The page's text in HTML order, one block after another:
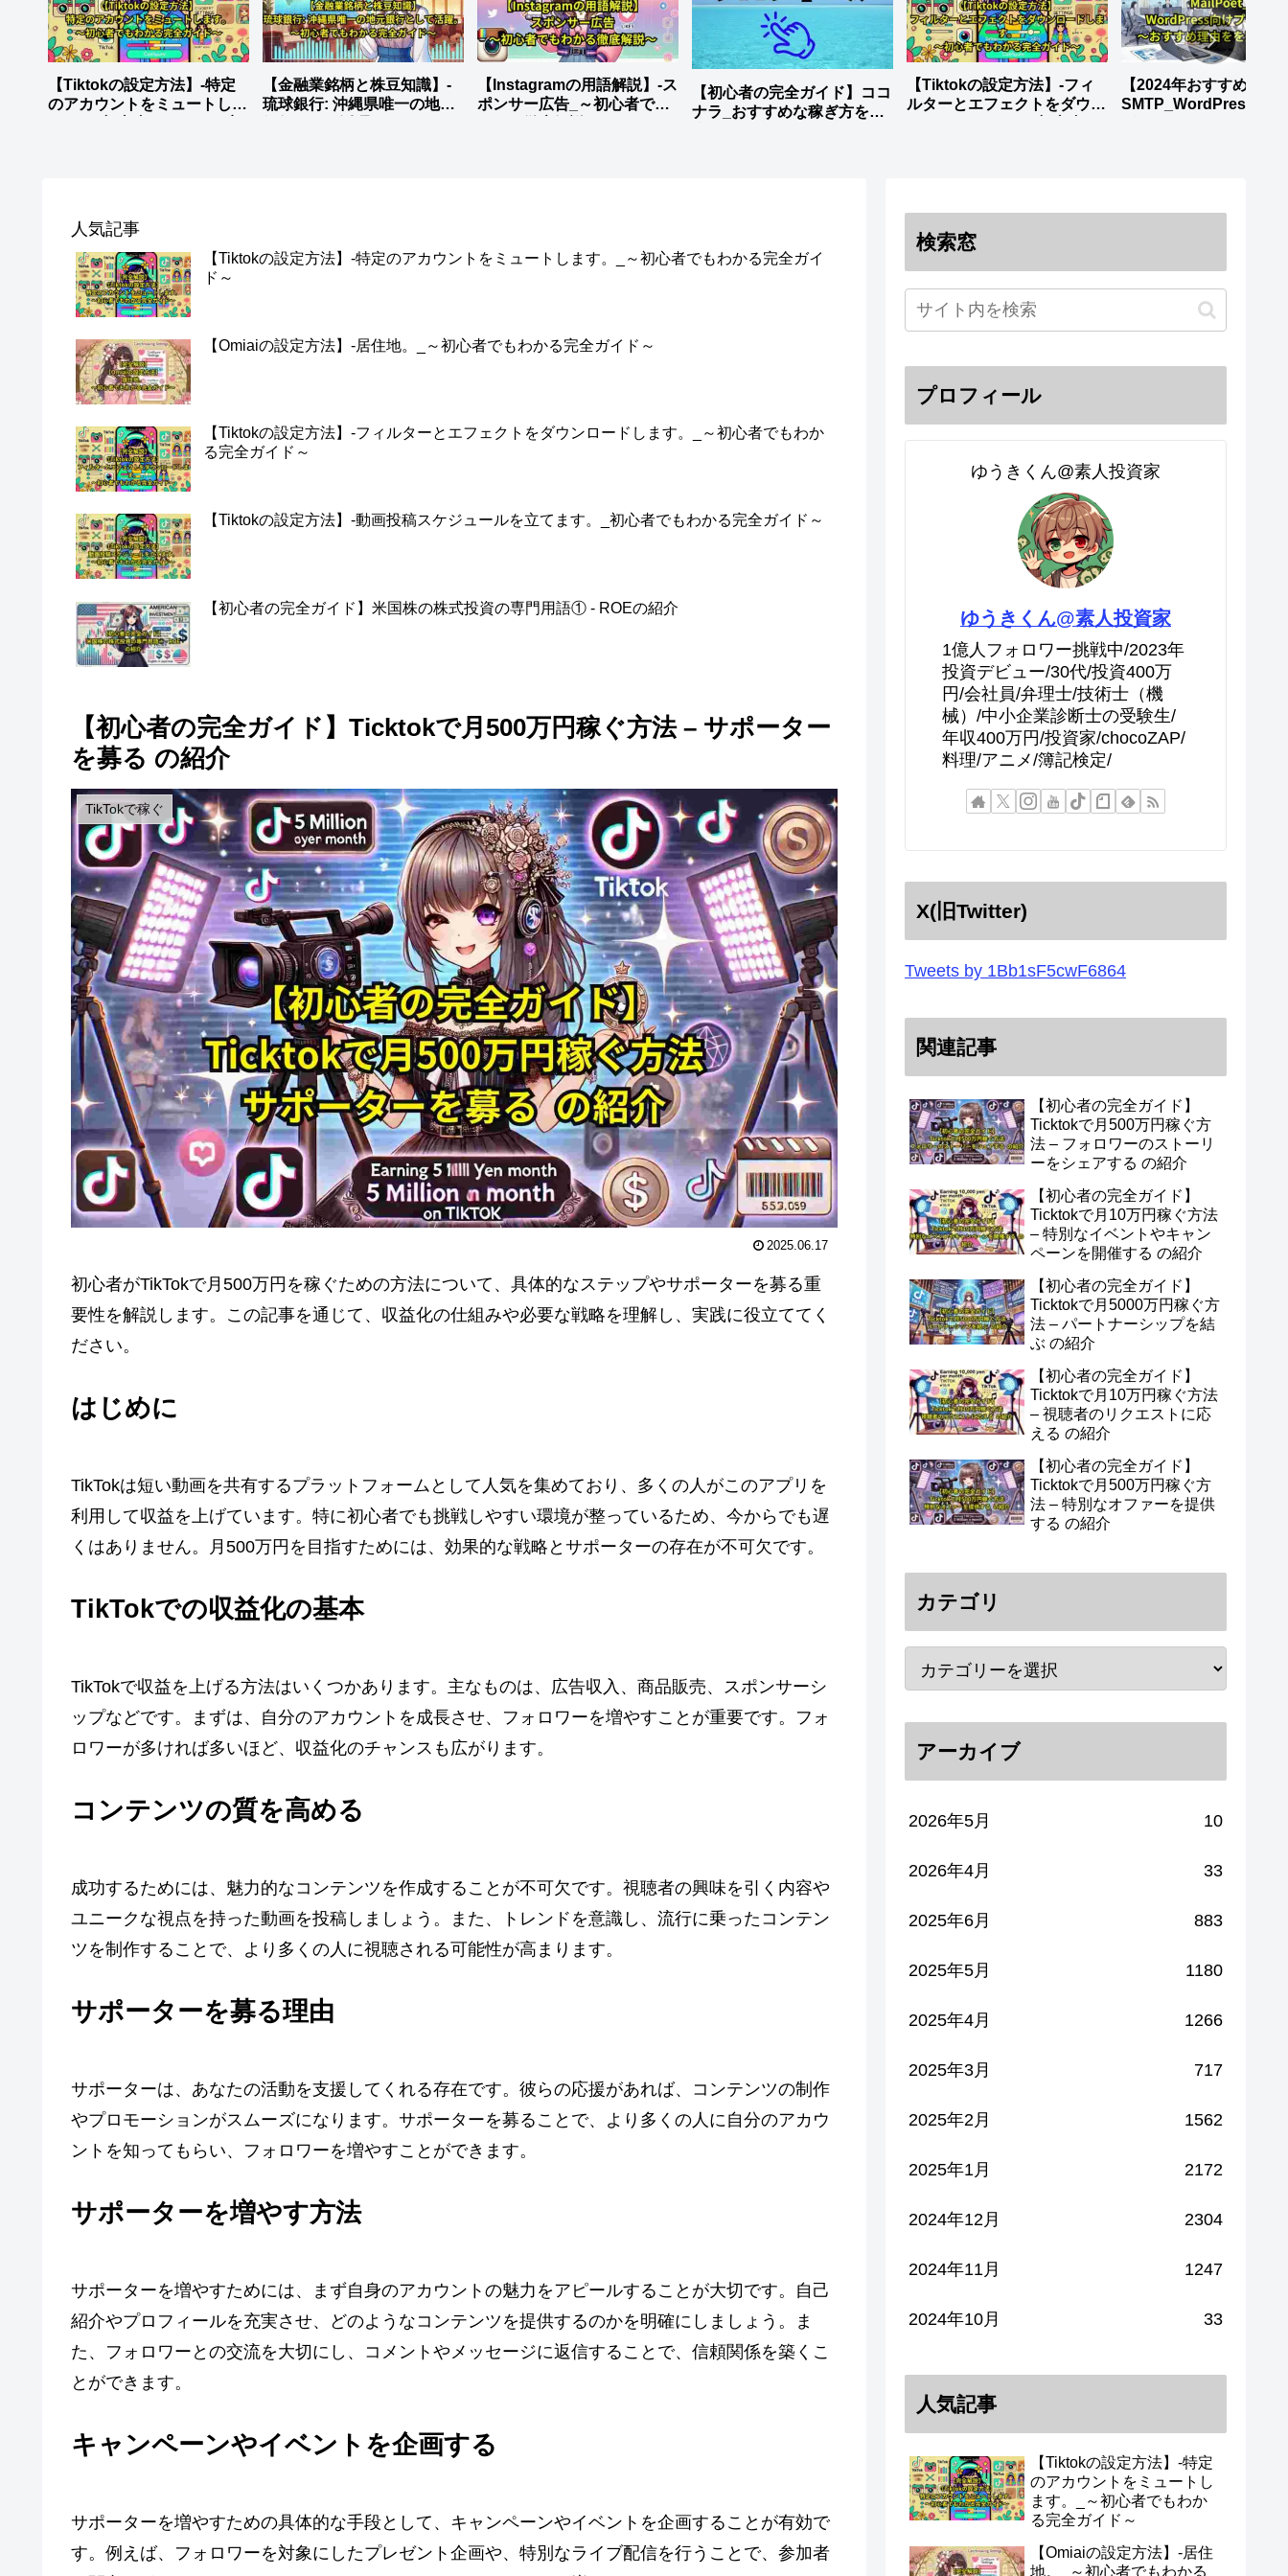
【Tiktokの設定方法】-特定
のアカウントをミュートしま
【金融業銘柄と株豆知識】-
琉球銀行: 沖縄県唯一の地元
【Instagramの用語解説】-ス
ポンサー広告_～初心者でも
【初心者の完全ガイド】ココ
ナラ_おすすめな稼ぎ方を徹
【Tiktokの設定方法】-フィ
ルターとエフェクトをダウン
【2024年おすすめ】
SMTP_WordPress向け
人気記事
【Tiktokの設定方法】-特定のアカウントをミュートします。_～初心者でもわかる完全ガイ
ド～
【Omiaiの設定方法】-居住地。_～初心者でもわかる完全ガイド～
【Tiktokの設定方法】-フィルターとエフェクトをダウンロードします。_～初心者でもわか
る完全ガイド～
【Tiktokの設定方法】-動画投稿スケジュールを立てます。_初心者でもわかる完全ガイド～
【初心者の完全ガイド】米国株の株式投資の専門用語① - ROEの紹介
【初心者の完全ガイド】Ticktokで月500万円稼ぐ方法 – サポーター
を募る の紹介
TikTokで稼ぐ
2025.06.17
初心者がTikTokで月500万円を稼ぐための方法について、具体的なステップやサポーターを募る重
要性を解説します。この記事を通じて、収益化の仕組みや必要な戦略を理解し、実践に役立ててく
ださい。
はじめに
TikTokは短い動画を共有するプラットフォームとして人気を集めており、多くの人がこのアプリを
利用して収益を上げています。特に初心者でも挑戦しやすい環境が整っているため、今からでも遅
くはありません。月500万円を目指すためには、効果的な戦略とサポーターの存在が不可欠です。
TikTokでの収益化の基本
TikTokで収益を上げる方法はいくつかあります。主なものは、広告収入、商品販売、スポンサーシ
ップなどです。まずは、自分のアカウントを成長させ、フォロワーを増やすことが重要です。フォ
ロワーが多ければ多いほど、収益化のチャンスも広がります。
コンテンツの質を高める
成功するためには、魅力的なコンテンツを作成することが不可欠です。視聴者の興味を引く内容や
ユニークな視点を持った動画を投稿しましょう。また、トレンドを意識し、流行に乗ったコンテン
ツを制作することで、より多くの人に視聴される可能性が高まります。
サポーターを募る理由
サポーターは、あなたの活動を支援してくれる存在です。彼らの応援があれば、コンテンツの制作
やプロモーションがスムーズになります。サポーターを募ることで、より多くの人に自分のアカウ
ントを知ってもらい、フォロワーを増やすことができます。
サポーターを増やす方法
サポーターを増やすためには、まず自身のアカウントの魅力をアピールすることが大切です。自己
紹介やプロフィールを充実させ、どのようなコンテンツを提供するのかを明確にしましょう。ま
た、フォロワーとの交流を大切にし、コメントやメッセージに返信することで、信頼関係を築くこ
とができます。
キャンペーンやイベントを企画する
サポーターを増やすための具体的な手段として、キャンペーンやイベントを企画することが有効で
す。例えば、フォロワーを対象にしたプレゼント企画や、特別なライブ配信を行うことで、参加者
検索窓
プロフィール
ゆうきくん@素人投資家
ゆうきくん@素人投資家
1億人フォロワー挑戦中/2023年
投資デビュー/30代/投資400万
円/会社員/弁理士/技術士（機
械）/中小企業診断士の受験生/
年収400万円/投資家/chocoZAP/
料理/アニメ/簿記検定/
X(旧Twitter)
Tweets by 1Bb1sF5cwF6864
関連記事
【初心者の完全ガイド】
Ticktokで月500万円稼ぐ方
法 – フォロワーのストーリ
ーをシェアする の紹介
【初心者の完全ガイド】
Ticktokで月10万円稼ぐ方法
– 特別なイベントやキャン
ペーンを開催する の紹介
【初心者の完全ガイド】
Ticktokで月5000万円稼ぐ方
法 – パートナーシップを結
ぶ の紹介
【初心者の完全ガイド】
Ticktokで月10万円稼ぐ方法
– 視聴者のリクエストに応
える の紹介
【初心者の完全ガイド】
Ticktokで月500万円稼ぐ方
法 – 特別なオファーを提供
する の紹介
カテゴリ
アーカイブ
2026年5月 10
2026年4月 33
2025年6月 883
2025年5月 1180
2025年4月 1266
2025年3月 717
2025年2月 1562
2025年1月 2172
2024年12月 2304
2024年11月 1247
2024年10月 33
人気記事
【Tiktokの設定方法】-特定
のアカウントをミュートし
ます。_～初心者でもわか
る完全ガイド～
【Omiaiの設定方法】-居住
地。_～初心者でもわかる